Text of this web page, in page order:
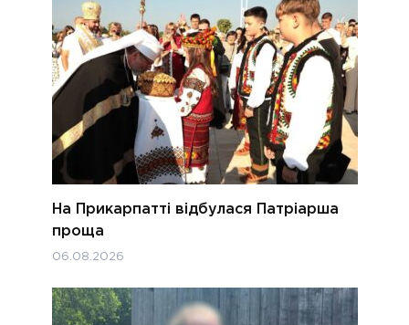
На Прикарпатті відбулася Патріарша
проща
06.08.2026